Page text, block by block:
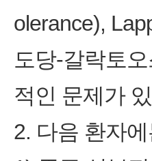
olerance),
도당‑갈락토
적인 문제가
2. 다음 환자